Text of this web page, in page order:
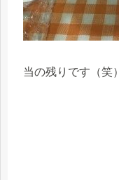
当の残りです（笑）